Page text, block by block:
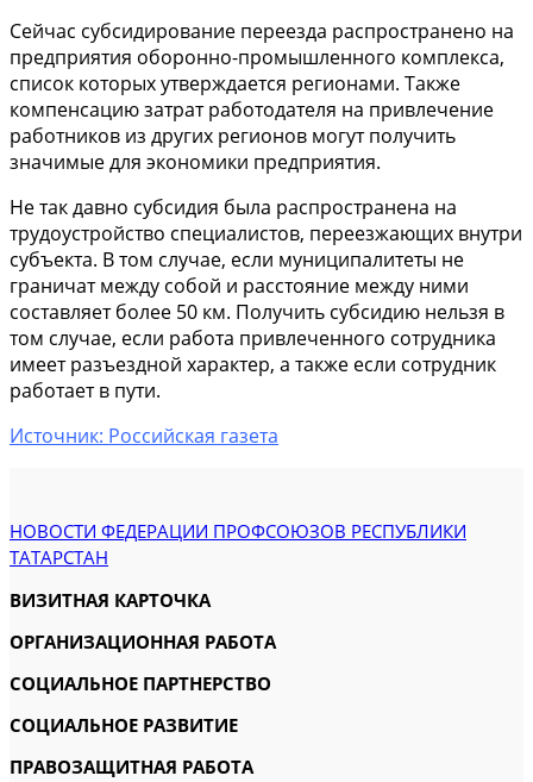
Сейчас субсидирование переезда распространено на
предприятия оборонно-промышленного комплекса,
список которых утверждается регионами. Также
компенсацию затрат работодателя на привлечение
работников из других регионов могут получить
значимые для экономики предприятия.
Не так давно субсидия была распространена на
трудоустройство специалистов, переезжающих внутри
субъекта. В том случае, если муниципалитеты не
граничат между собой и расстояние между ними
составляет более 50 км. Получить субсидию нельзя в
том случае, если работа привлеченного сотрудника
имеет разъездной характер, а также если сотрудник
работает в пути.
Источник: Российская газета
НОВОСТИ ФЕДЕРАЦИИ ПРОФСОЮЗОВ РЕСПУБЛИКИ
ТАТАРСТАН
ВИЗИТНАЯ КАРТОЧКА
ОРГАНИЗАЦИОННАЯ РАБОТА
СОЦИАЛЬНОЕ ПАРТНЕРСТВО
СОЦИАЛЬНОЕ РАЗВИТИЕ
ПРАВОЗАЩИТНАЯ РАБОТА